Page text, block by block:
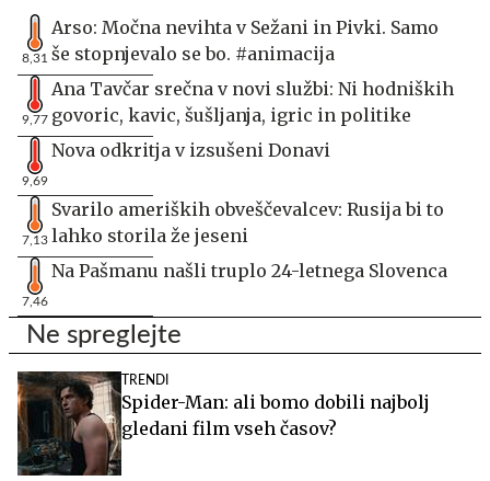
8,31
Arso: Močna nevihta v Sežani in Pivki. Samo
še stopnjevalo se bo. #animacija
9,77
Ana Tavčar srečna v novi službi: Ni hodniških
govoric, kavic, šušljanja, igric in politike
9,69
Nova odkritja v izsušeni Donavi
7,13
Svarilo ameriških obveščevalcev: Rusija bi to
lahko storila že jeseni
7,46
Na Pašmanu našli truplo 24-letnega Slovenca
Ne spreglejte
TRENDI
Spider-Man: ali bomo dobili najbolj
gledani film vseh časov?